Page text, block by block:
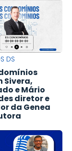
DS
Sivera,
e Mário
diretor e
da Genea